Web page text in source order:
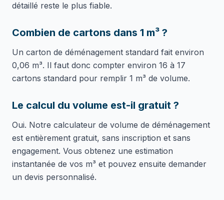
détaillé reste le plus fiable.
Combien de cartons dans 1 m³ ?
Un carton de déménagement standard fait environ
0,06 m³. Il faut donc compter environ 16 à 17
cartons standard pour remplir 1 m³ de volume.
Le calcul du volume est-il gratuit ?
Oui. Notre calculateur de volume de déménagement
est entièrement gratuit, sans inscription et sans
engagement. Vous obtenez une estimation
instantanée de vos m³ et pouvez ensuite demander
un devis personnalisé.